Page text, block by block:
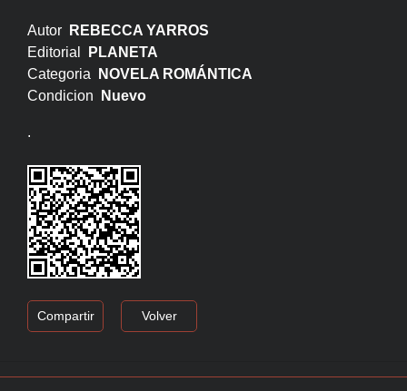
Autor
REBECCA YARROS
Editorial
PLANETA
Categoria
NOVELA ROMÁNTICA
Condicion
Nuevo
.
Compartir Volver